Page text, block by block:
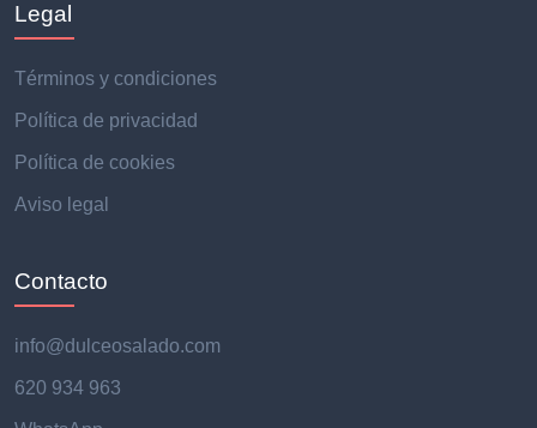
Legal
Términos y condiciones
Política de privacidad
Política de cookies
Aviso legal
Contacto
info@dulceosalado.com
620 934 963